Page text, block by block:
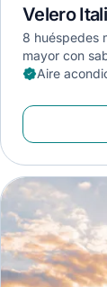
Velero
8 huéspedes
mayor con
Aire